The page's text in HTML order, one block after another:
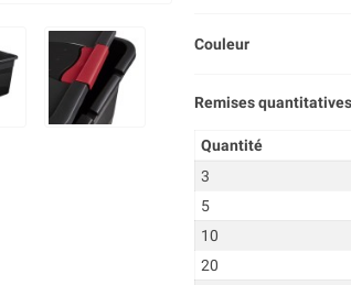
Couleur
Remises
Quantité
3
5
10
20